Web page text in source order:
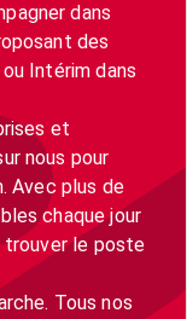
dans
des
Intérim dans
et
nous pour
Avec plus de
chaque jour
trouver le poste
Tous nos